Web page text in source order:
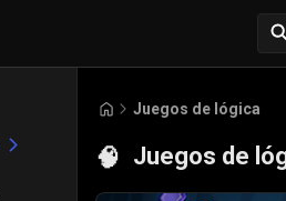
Juegos de lógica
🧠 Juegos de